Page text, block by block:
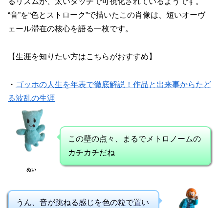
“音”を“色とストローク”で描いたこの肖像は、短いオーヴ
ェール滞在の核心を語る一枚です。
【生涯を知りたい方はこちらがおすすめ】
・ ゴッホの人生を年表で徹底解説！作品と出来事からたど
る波乱の生涯
ぬい
この壁の点々、まるでメトロノームの
カチカチだね
うん、音が跳ねる感じを色の粒で置い